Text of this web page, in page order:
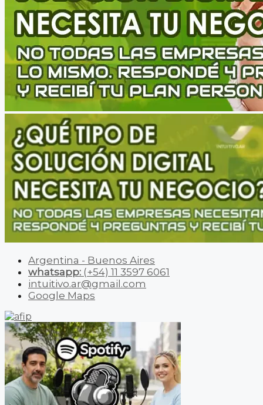
Argentina - Buenos Aires
whatsapp: (+54) 11 3597 6061
intuitivo.ar@gmail.com
Google Maps